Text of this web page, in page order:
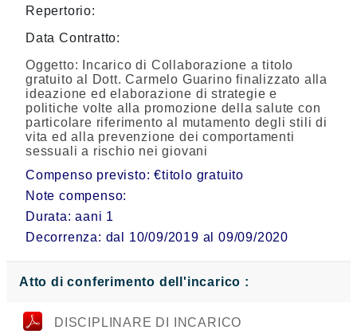
Repertorio:
Data Contratto:
Oggetto:
Incarico di Collaborazione a titolo
gratuito al Dott. Carmelo Guarino finalizzato alla
ideazione ed elaborazione di strategie e
politiche volte alla promozione della salute con
particolare riferimento al mutamento degli stili di
vita ed alla prevenzione dei comportamenti
sessuali a rischio nei giovani
Compenso previsto: €titolo gratuito
Note compenso:
Durata: aani 1
Decorrenza: dal 10/09/2019 al 09/09/2020
Atto di conferimento dell'incarico :
DISCIPLINARE DI INCARICO